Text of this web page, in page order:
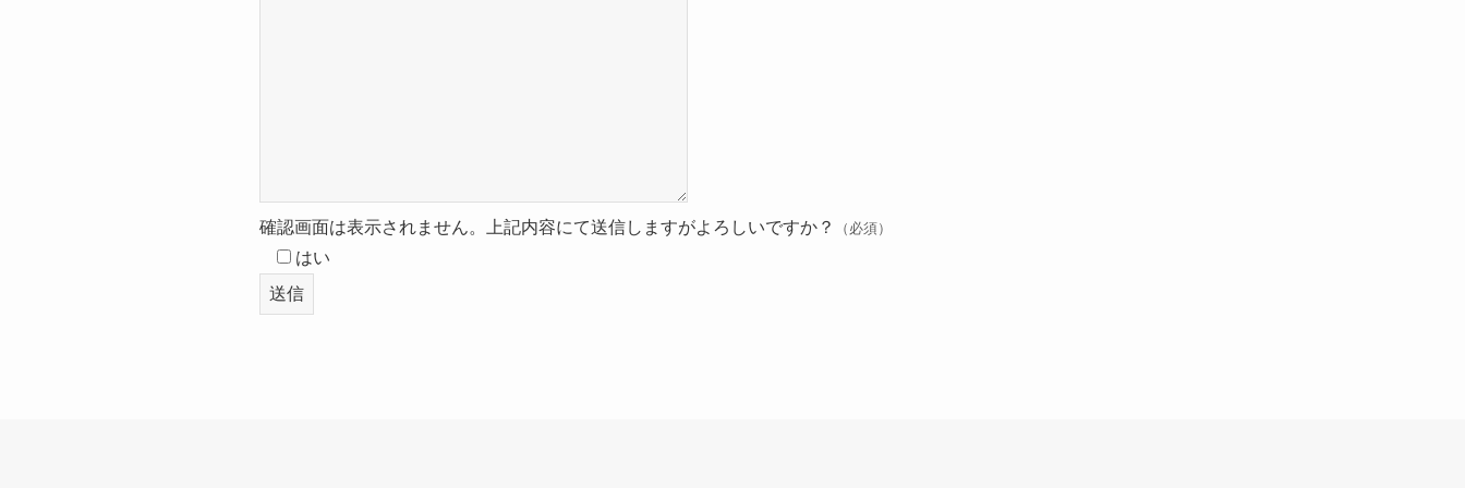
確認画面は表示されません。上記内容にて送信しますがよろしいですか？ （必須）
はい